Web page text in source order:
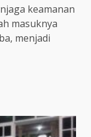
keamanan
masuknya
menjadi